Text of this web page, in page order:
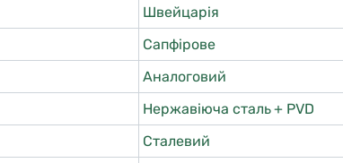
Швейцарія
Сапфірове
Аналоговий
Нержавіюча сталь + PVD
Сталевий